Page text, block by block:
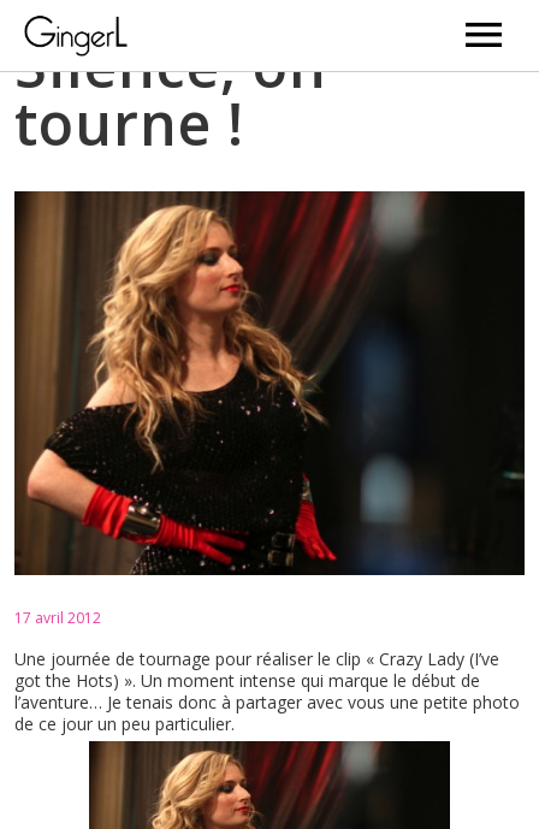
Videos
Music
Bio
Gallery
Web Serie
BD
Newsletter
Silence, on
tourne !
17 avril 2012
Une journée de tournage pour réaliser le clip « Crazy Lady (I’ve
got the Hots) ». Un moment intense qui marque le début de
l’aventure… Je tenais donc à partager avec vous une petite photo
de ce jour un peu particulier.